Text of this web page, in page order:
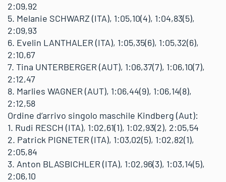
2:09,92
5. Melanie SCHWARZ (ITA), 1:05,10(4), 1:04,83(5),
2:09,93
6. Evelin LANTHALER (ITA), 1:05,35(6), 1:05,32(6),
2:10,67
7. Tina UNTERBERGER (AUT), 1:06,37(7), 1:06,10(7),
2:12,47
8. Marlies WAGNER (AUT), 1:06,44(9), 1:06,14(8),
2:12,58
Ordine d’arrivo singolo maschile Kindberg (Aut):
1. Rudi RESCH (ITA), 1:02,61(1), 1:02,93(2), 2:05,54
2. Patrick PIGNETER (ITA), 1:03,02(5), 1:02,82(1),
2:05,84
3. Anton BLASBICHLER (ITA), 1:02,96(3), 1:03,14(5),
2:06,10